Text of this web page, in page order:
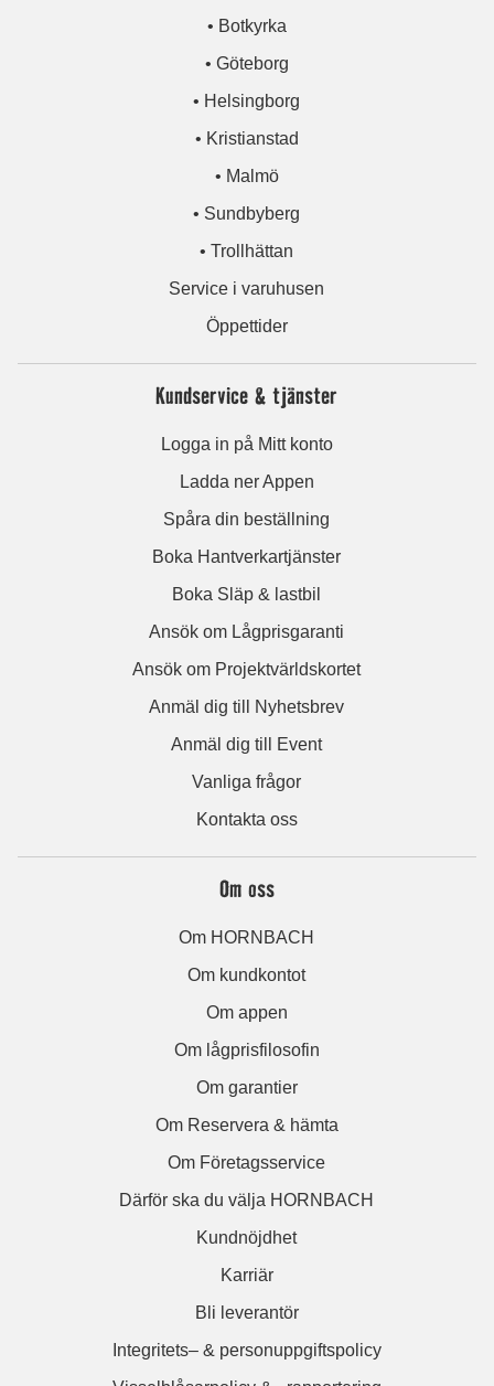
• Botkyrka
• Göteborg
• Helsingborg
• Kristianstad
• Malmö
• Sundbyberg
• Trollhättan
Service i varuhusen
Öppettider
Kundservice & tjänster
Logga in på Mitt konto
Ladda ner Appen
Spåra din beställning
Boka Hantverkartjänster
Boka Släp & lastbil
Ansök om Lågprisgaranti
Ansök om Projektvärldskortet
Anmäl dig till Nyhetsbrev
Anmäl dig till Event
Vanliga frågor
Kontakta oss
Om oss
Om HORNBACH
Om kundkontot
Om appen
Om lågprisfilosofin
Om garantier
Om Reservera & hämta
Om Företagsservice
Därför ska du välja HORNBACH
Kundnöjdhet
Karriär
Bli leverantör
Integritets– & personuppgiftspolicy